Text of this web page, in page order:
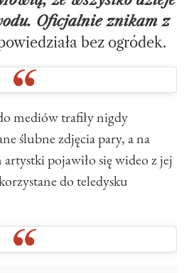
Oficjalnie znikam z
bez ogródek.
mediów trafiły nigdy
ślubne zdjęcia pary, a na
pojawiło się wideo z jej
do teledysku